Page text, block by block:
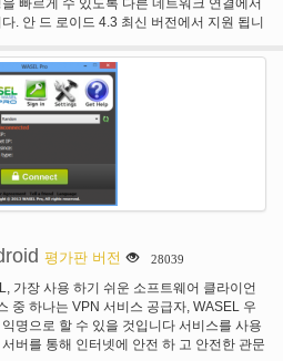
빠르게 수 있도록 다른 네트워크 연결에서
. 안 드 로이드 4.3 최신 버전에서 지원 됩니
이드 브라우저에서 Google의 전 세계 400
실히 세계에서 가장 인기 있는 웹 브라우저
폼: 추가 또는 가장 개인화 된 경험을 대강
합니다. 빨리 읽고, 오프 라인 지원에 대 한
기 3. 사전 로드 페이지: 다음 페이지는 지능
절약. 4. 배경 다운로드: 다운로드 활성 브라
최고의 브라우저를 한 동안 사용 했습니다.
브라우저, 오페라 미니와 많은 사람들이 시도
래의 놀라운 성능 저하 전에 사용 같은 만족.
전화에서 실제로 작동! 내가 했다 많은 다
, 최대 측정 하지 않습니다 그래서 크롬, 파
많은 브라우저를 다운로드 했습니다. 이것
, 보기 내 말을 그냥 다운로드 하 고 그것은
위해 볼 필요가 그것을 사랑 해요... "사용
를 PC로. 그러나, 안 드 로이드 장치에 UC
평가판 버전 28039
가장 사용 하기 쉬운 소프트웨어 클라이언
중 하나는 VPN 서비스 공급자, WASEL 우
명으로 할 수 있을 것입니다 서비스를 사용
버를 통해 인터넷에 안전 하 고 안전한 관문